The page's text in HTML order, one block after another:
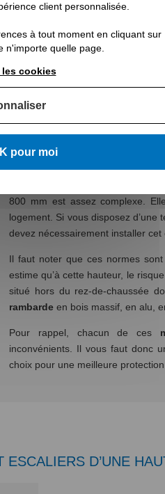
COMPRISE
Si vous avez un
garde-corps. La norme pour les
de lafenêtre
800 mm est assez complexe.
logement. Si vous disposez d’une
devez nécessairement installer cet
Il faut noter que ces normes
estime qu’à cette hauteur, le
situé hors du rez-de-chaussée
rambarde en bois massif, en alu,
Pour rappel, chacun de ces
inconvénients. Il vous faut donc
choix pour une meilleure
D’UNE
client personnalisée.
à tout moment en cliquant sur
n'importe quelle page.
pour moi
les cookies